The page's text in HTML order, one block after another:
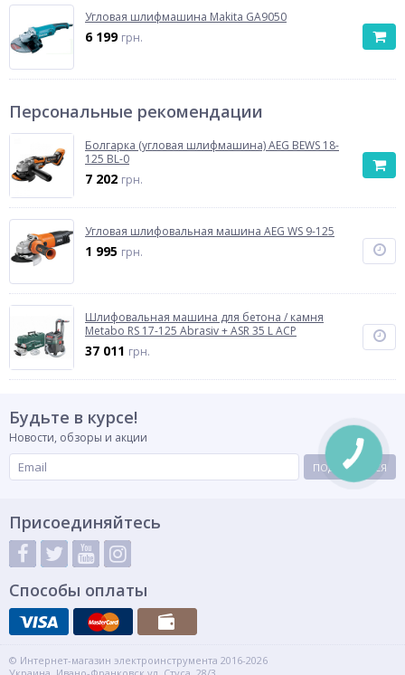
Угловая шлифмашина Makita GA9050
6 199 грн.
Персональные рекомендации
Болгарка (угловая шлифмашина) AEG BEWS 18-
125 BL-0
7 202 грн.
Угловая шлифовальная машина AEG WS 9-125
1 995 грн.
Шлифовальная машина для бетона / камня
Metabo RS 17-125 Abrasiv + ASR 35 L ACP
37 011 грн.
Будьте в курсе!
Новости, обзоры и акции
ПОДПИСАТЬСЯ
Присоединяйтесь
Способы оплаты
© Интернет-магазин электроинструмента 2016-2026